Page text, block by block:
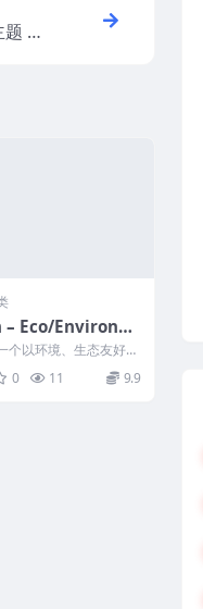
1.
– Eco/Environm
Word
Theme v4.4
个以环境、生态友好型
念构建的顶级 WordPr
。这是...
0 11 9.9